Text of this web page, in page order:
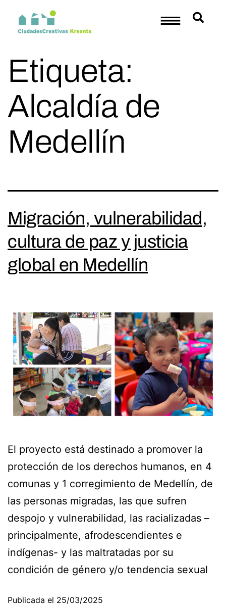
Etiqueta:
Alcaldía de
Medellín
Migración, vulnerabilidad,
cultura de paz y justicia
global en Medellín
El proyecto está destinado a promover la
protección de los derechos humanos, en 4
comunas y 1 corregimiento de Medellín, de
las personas migradas, las que sufren
despojo y vulnerabilidad, las racializadas –
principalmente, afrodescendientes e
indígenas- y las maltratadas por su
condición de género y/o tendencia sexual
Publicada el 25/03/2025